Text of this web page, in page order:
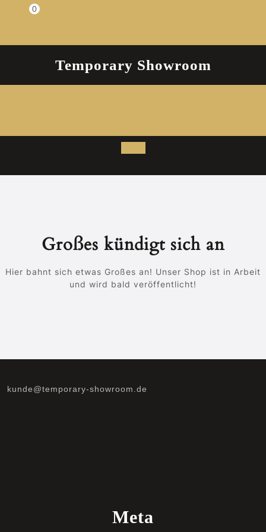
Einkaufswagen
0
Temporary Showroom
Open
Button
Großes kündigt sich an
Hier bahnt sich etwas Großes an! Unser Shop ist in Arbeit
und wird bald veröffentlicht!
kunde@temporary-showroom.de
Meta